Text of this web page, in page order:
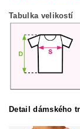
Tabulka velikostí
Detail dámského